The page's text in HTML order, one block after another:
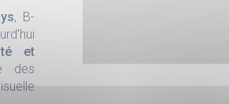
, B-
et
des